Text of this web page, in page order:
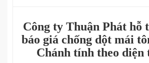
Công ty Thuận Phát hỗ
báo giá chống dột mái
Chánh tính theo diện